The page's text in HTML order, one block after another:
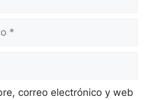
correo electrónico y web